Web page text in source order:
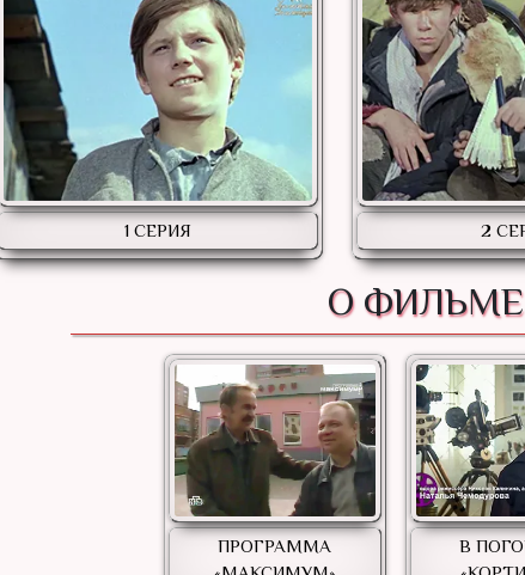
1 СЕРИЯ 2
О ФИЛЬМЕ
ПРОГРАММА
В